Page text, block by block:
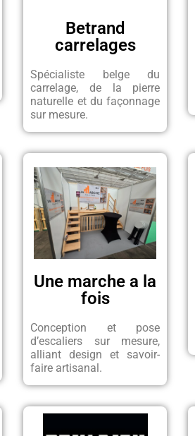
Betrand
carrelages
Spécialiste belge du
carrelage, de la pierre
naturelle et du façonnage
sur mesure.
Une marche a la
fois
Conception et pose
d’escaliers sur mesure,
alliant design et savoir-
faire artisanal.